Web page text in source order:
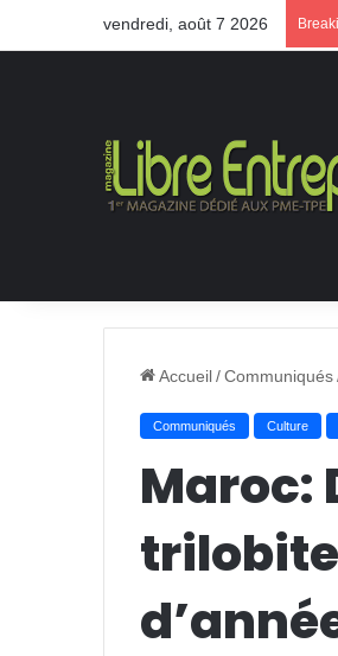
vendredi, août 7 2026
Accueil/Communiqués
Communiqués Culture
Maroc: